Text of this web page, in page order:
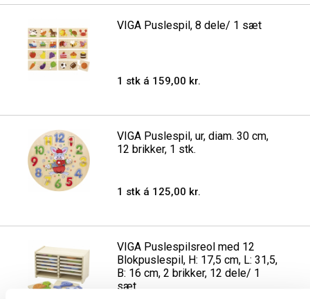
VIGA Puslespil, 8 dele/ 1 sæt
1 stk á 159,00 kr.
VIGA Puslespil, ur, diam. 30 cm,
12 brikker, 1 stk.
1 stk á 125,00 kr.
VIGA Puslespilsreol med 12
Blokpuslespil, H: 17,5 cm, L: 31,5,
B: 16 cm, 2 brikker, 12 dele/ 1
sæt